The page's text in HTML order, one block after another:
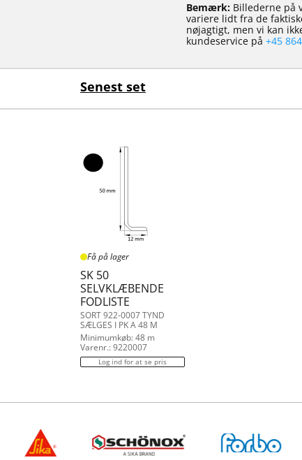
Bemærk:Billederne på
variere lidt fra de
nøjagtigt, men vi kan
kundeservice på +45
Senest set
Få på lager
SK 50
SELVKLÆBENDE
FODLISTE
SORT 922-0007 TYND
SÆLGES I PK A 48 M
Minimumkøb: 48 m
Varenr.: 9220007
Log ind for at se pris